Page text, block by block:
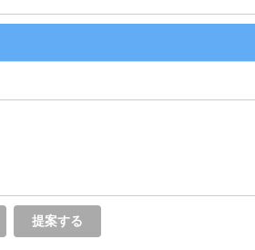
提案する